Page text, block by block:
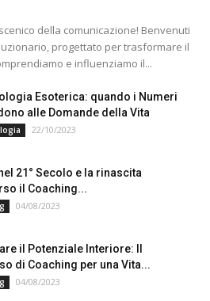
della comunicazione! Benvenuti
progettato per trasformare il
e influenziamo il...
Esoterica: quando i Numeri
alle Domande della Vita
22/10/2023
21° Secolo e la rinascita
il Coaching...
04/08/2023
il Potenziale Interiore: Il
di Coaching per una Vita...
04/08/2023